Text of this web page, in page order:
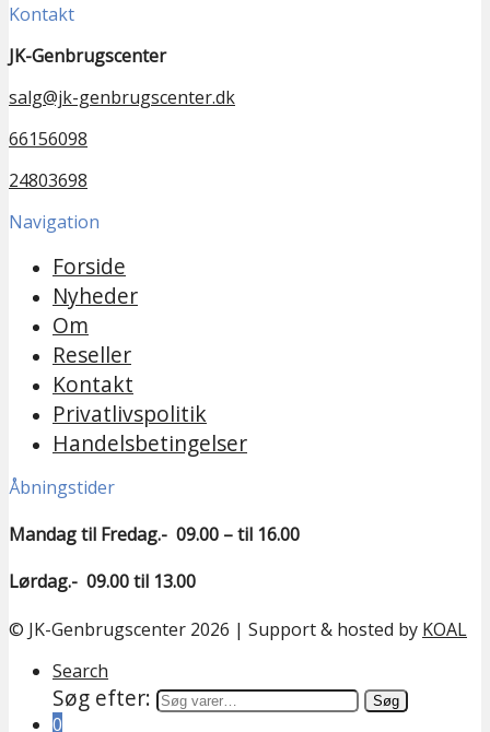
Kontakt
JK-Genbrugscenter
salg@jk-genbrugscenter.dk
66156098
24803698
Navigation
Forside
Nyheder
Om
Reseller
Kontakt
Privatlivspolitik
Handelsbetingelser
Åbningstider
Mandag til Fredag.- 09.00 – til 16.00
Lørdag.- 09.00 til 13.00
© JK-Genbrugscenter 2026 | Support & hosted by KOAL
Search
Søg efter: Søg
0